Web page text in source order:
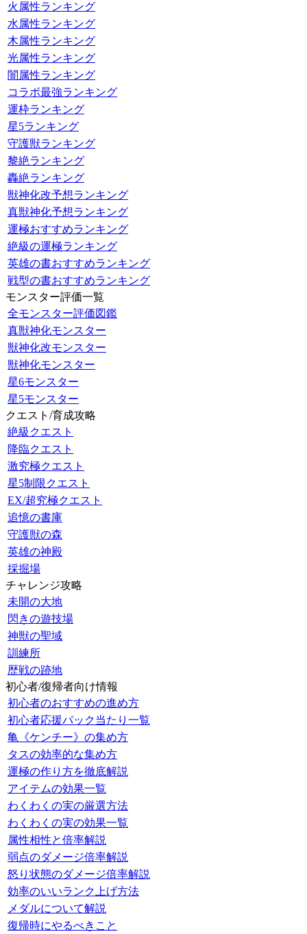
火属性ランキング
水属性ランキング
木属性ランキング
光属性ランキング
闇属性ランキング
コラボ最強ランキング
運枠ランキング
星5ランキング
守護獣ランキング
黎絶ランキング
轟絶ランキング
獣神化改予想ランキング
真獣神化予想ランキング
運極おすすめランキング
絶級の運極ランキング
英雄の書おすすめランキング
戦型の書おすすめランキング
モンスター評価一覧
全モンスター評価図鑑
真獣神化モンスター
獣神化改モンスター
獣神化モンスター
星6モンスター
星5モンスター
クエスト/育成攻略
絶級クエスト
降臨クエスト
激究極クエスト
星5制限クエスト
EX/超究極クエスト
追憶の書庫
守護獣の森
英雄の神殿
採掘場
チャレンジ攻略
未開の大地
閃きの遊技場
神獣の聖域
訓練所
歴戦の跡地
初心者/復帰者向け情報
初心者のおすすめの進め方
初心者応援パック当たり一覧
亀《ケンチー》の集め方
タスの効率的な集め方
運極の作り方を徹底解説
アイテムの効果一覧
わくわくの実の厳選方法
わくわくの実の効果一覧
属性相性と倍率解説
弱点のダメージ倍率解説
怒り状態のダメージ倍率解説
効率のいいランク上げ方法
メダルについて解説
復帰時にやるべきこと